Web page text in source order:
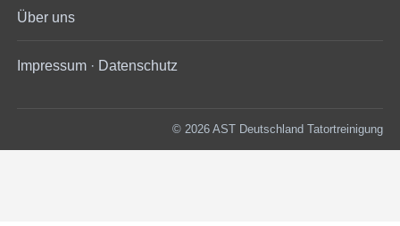
Über uns
Impressum · Datenschutz
© 2026 AST Deutschland Tatortreinigung